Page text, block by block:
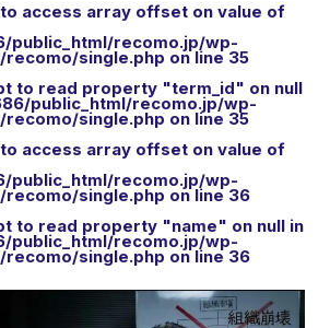
access array offset on value of
public_html/recomo.jp/wp-
single.php on line 35
to read property "term_id" on null
public_html/recomo.jp/wp-
single.php on line 35
access array offset on value of
public_html/recomo.jp/wp-
single.php on line 36
to read property "name" on null in
public_html/recomo.jp/wp-
single.php on line 36